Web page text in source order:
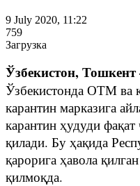
9 July 2020, 11:22
759
Загрузка
Ўзбекистон,
Ўзбекистонда ОТМ ва
карантин марказига
карантин ҳудуди фақат
қилади. Бу ҳақида
қарорига ҳавола
қилмоқда.